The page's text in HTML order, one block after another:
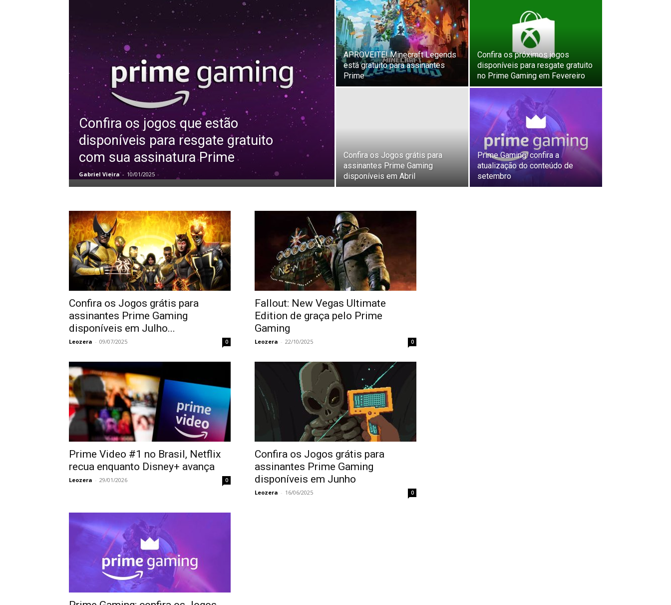
Confira os jogos que estão
disponíveis para resgate gratuito
com sua assinatura Prime
Gabriel Vieira - 10/01/2025
APROVEITE! Minecraft Legends
está gratuito para assinantes
Prime
Confira os próximos jogos
disponíveis para resgate gratuito
no Prime Gaming em Fevereiro
Confira os Jogos grátis para
assinantes Prime Gaming
disponíveis em Abril
Prime Gaming: confira a
atualização do conteúdo de
setembro
Confira os Jogos grátis para
assinantes Prime Gaming
disponíveis em Julho...
Leozera - 09/07/2025 0
Fallout: New Vegas Ultimate
Edition de graça pelo Prime
Gaming
Leozera - 22/10/2025 0
Prime Video #1 no Brasil, Netflix
recua enquanto Disney+ avança
Leozera - 29/01/2026 0
Confira os Jogos grátis para
assinantes Prime Gaming
disponíveis em Junho
Leozera - 16/06/2025 0